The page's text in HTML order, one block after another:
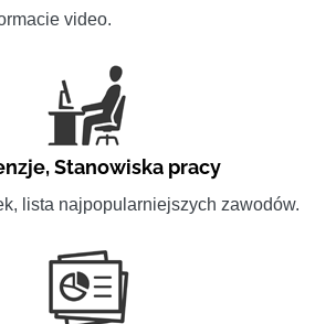
video.
,Stanowiska pracy
lista najpopularniejszych zawodów.